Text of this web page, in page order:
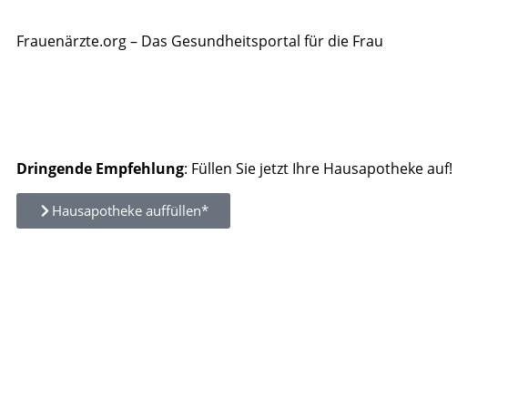
Frauenärzte.org – Das Gesundheitsportal für die Frau
Dringende Empfehlung: Füllen Sie jetzt Ihre Hausapotheke auf!
Hausapotheke auffüllen*